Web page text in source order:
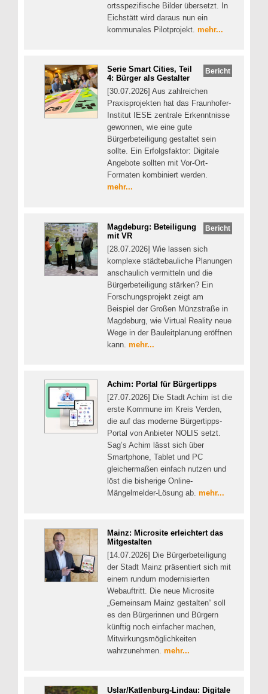
ortsspezifische Bilder übersetzt. In
Eichstätt wird daraus nun ein
kommunales Pilotprojekt. mehr...
Bericht
Serie Smart Cities, Teil
4: Bürger als Gestalter
[30.07.2026] Aus zahlreichen
Praxisprojekten hat das Fraunhofer-
Institut IESE zentrale Erkenntnisse
gewonnen, wie eine gute
Bürgerbeteiligung gestaltet sein
sollte. Ein Erfolgsfaktor: Digitale
Angebote sollten mit Vor-Ort-
Formaten kombiniert werden.
mehr...
Bericht
Magdeburg: Beteiligung
mit VR
[28.07.2026] Wie lassen sich
komplexe städtebauliche Planungen
anschaulich vermitteln und die
Bürgerbeteiligung stärken? Ein
Forschungsprojekt zeigt am
Beispiel der Großen Münzstraße in
Magdeburg, wie Virtual Reality neue
Wege in der Bauleitplanung eröffnen
kann. mehr...
Achim: Portal für Bürgertipps
[27.07.2026] Die Stadt Achim ist die
erste Kommune im Kreis Verden,
die auf das moderne Bürgertipps-
Portal von Anbieter NOLIS setzt.
Sag’s Achim lässt sich über
Smartphone, Tablet und PC
gleichermaßen einfach nutzen und
löst die bisherige Online-
Mängelmelder-Lösung ab. mehr...
Mainz: Microsite erleichtert das
Mitgestalten
[14.07.2026] Die Bürgerbeteiligung
der Stadt Mainz präsentiert sich mit
einem rundum modernisierten
Webauftritt. Die neue Microsite
„Gemeinsam Mainz gestalten“ soll
es den Bürgerinnen und Bürgern
künftig noch einfacher machen,
Mitwirkungsmöglichkeiten
wahrzunehmen. mehr...
Uslar/Katlenburg-Lindau: Digitale